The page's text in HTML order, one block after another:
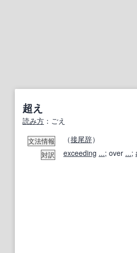
超え
読み方 ：ごえ
文法情報 （接尾辞）
対訳 exceeding ...; over ...;